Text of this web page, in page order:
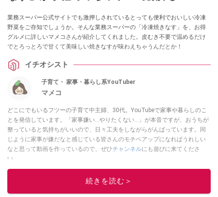
業務スーパー公式サイトでも激押しされているとっても便利でおいしい冷凍
野菜をご存知でしょうか。そんな業務スーパーの「冷凍焼きなす」を、お得
グルメに詳しいマメコさんが紹介してくれました。皮むき不要で温めるだけ
でとろっとろで甘くて美味しい焼きなすが味わえちゃうんだとか！
イチオシスト
子育て・ 家事・暮らし系YouTuber
マメコ
どこにでもいるフツーの子育て中主婦、30代。YouTubeで家事や暮らしのこ
とを発信しています。「家事嫌い…やりたくない…」が本音ですが、おうちが
整っていると気持ちがいいので、日々工夫をしながらがんばっています。同
じように家事が嫌だなと感じている皆さんのモチベアップになればうれしい
なと思って動画を作っているので、ぜひチャンネルにも遊びに来てくださ
い。
続きを読む＞